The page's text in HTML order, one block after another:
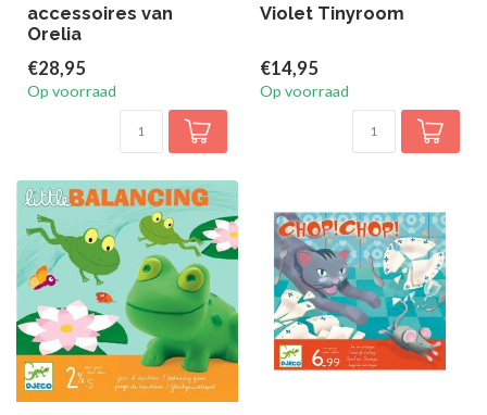
accessoires van
Orelia
€28,95
Op voorraad
Violet Tinyroom
€14,95
Op voorraad